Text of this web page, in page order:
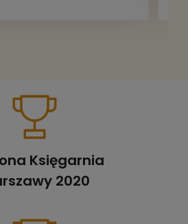
Księgarnia
2020